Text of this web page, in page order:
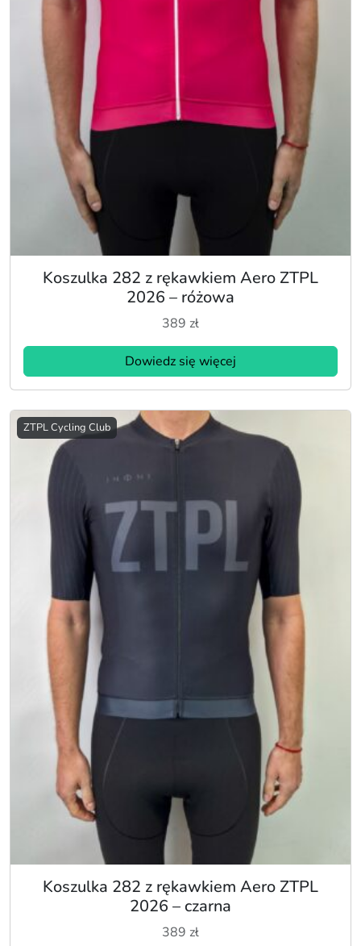
Koszulka 282 z rękawkiem Aero ZTPL
2026 – różowa
389 zł
Dowiedz się więcej
ZTPL Cycling Club
Koszulka 282 z rękawkiem Aero ZTPL
2026 – czarna
389 zł